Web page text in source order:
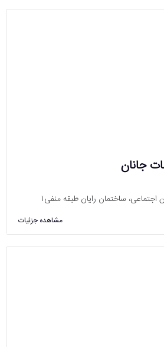
جانان
مشاهده جزئیات